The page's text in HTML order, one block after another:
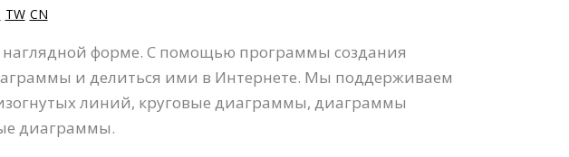
TW CN
форме. С помощью программы создания
и делиться ими в Интернете. Мы поддерживаем
линий, круговые диаграммы, диаграммы
диаграммы.